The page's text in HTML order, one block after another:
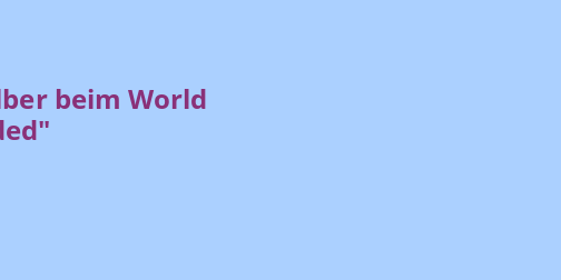
beim World